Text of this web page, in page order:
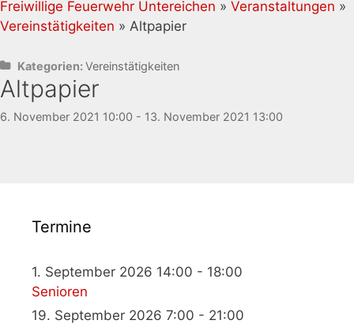
Freiwillige Feuerwehr Untereichen » Veranstaltungen »
Vereinstätigkeiten » Altpapier
Kategorien:Vereinstätigkeiten
Altpapier
6. November 2021 10:00 - 13. November 2021 13:00
Termine
1. September 2026 14:00 - 18:00
Senioren
19. September 2026 7:00 - 21:00